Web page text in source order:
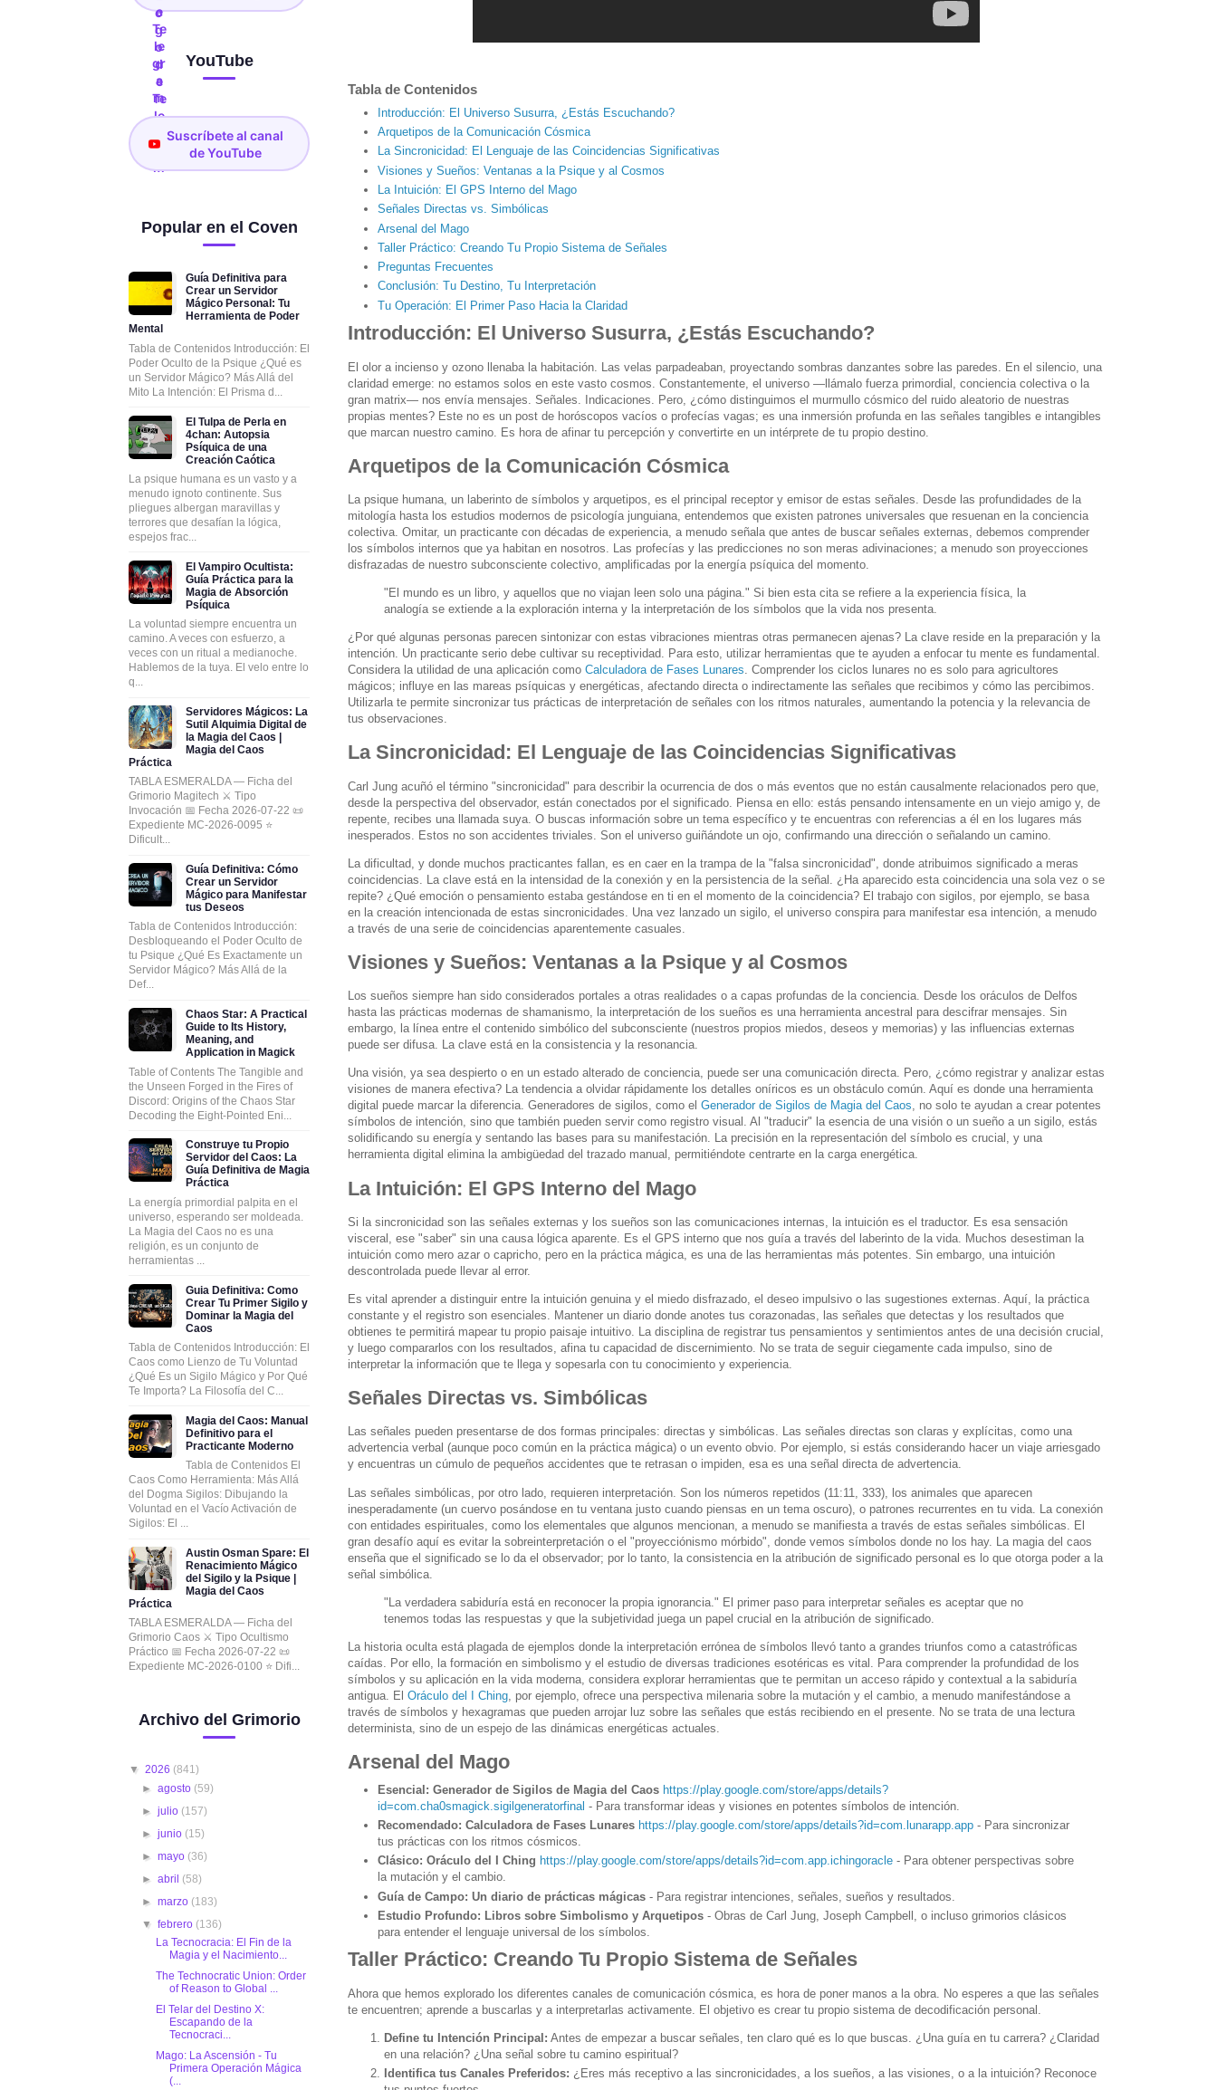
Tabla de Contenidos
Introducción: El Universo Susurra, ¿Estás Escuchando?
Arquetipos de la Comunicación Cósmica
La Sincronicidad: El Lenguaje de las Coincidencias Significativas
Visiones y Sueños: Ventanas a la Psique y al Cosmos
La Intuición: El GPS Interno del Mago
Señales Directas vs. Simbólicas
Arsenal del Mago
Taller Práctico: Creando Tu Propio Sistema de Señales
Preguntas Frecuentes
Conclusión: Tu Destino, Tu Interpretación
Tu Operación: El Primer Paso Hacia la Claridad
Introducción: El Universo Susurra, ¿Estás Escuchando?
El olor a incienso y ozono llenaba la habitación. Las velas parpadeaban, proyectando sombras danzantes sobre las paredes. En el silencio, una
claridad emerge: no estamos solos en este vasto cosmos. Constantemente, el universo —llámalo fuerza primordial, conciencia colectiva o la
gran matrix— nos envía mensajes. Señales. Indicaciones. Pero, ¿cómo distinguimos el murmullo cósmico del ruido aleatorio de nuestras
propias mentes? Este no es un post de horóscopos vacíos o profecías vagas; es una inmersión profunda en las señales tangibles e intangibles
que marcan nuestro camino. Es hora de afinar tu percepción y convertirte en un intérprete de tu propio destino.
Arquetipos de la Comunicación Cósmica
La psique humana, un laberinto de símbolos y arquetipos, es el principal receptor y emisor de estas señales. Desde las profundidades de la
mitología hasta los estudios modernos de psicología junguiana, entendemos que existen patrones universales que resuenan en la conciencia
colectiva. Omitar, un practicante con décadas de experiencia, a menudo señala que antes de buscar señales externas, debemos comprender
los símbolos internos que ya habitan en nosotros. Las profecías y las predicciones no son meras adivinaciones; a menudo son proyecciones
disfrazadas de nuestro subconsciente colectivo, amplificadas por la energía psíquica del momento.
"El mundo es un libro, y aquellos que no viajan leen solo una página." Si bien esta cita se refiere a la experiencia física, la
analogía se extiende a la exploración interna y la interpretación de los símbolos que la vida nos presenta.
¿Por qué algunas personas parecen sintonizar con estas vibraciones mientras otras permanecen ajenas? La clave reside en la preparación y la
intención. Un practicante serio debe cultivar su receptividad. Para esto, utilizar herramientas que te ayuden a enfocar tu mente es fundamental.
Considera la utilidad de una aplicación como Calculadora de Fases Lunares. Comprender los ciclos lunares no es solo para agricultores
mágicos; influye en las mareas psíquicas y energéticas, afectando directa o indirectamente las señales que recibimos y cómo las percibimos.
Utilizarla te permite sincronizar tus prácticas de interpretación de señales con los ritmos naturales, aumentando la potencia y la relevancia de
tus observaciones.
La Sincronicidad: El Lenguaje de las Coincidencias Significativas
Carl Jung acuñó el término "sincronicidad" para describir la ocurrencia de dos o más eventos que no están causalmente relacionados pero que,
desde la perspectiva del observador, están conectados por el significado. Piensa en ello: estás pensando intensamente en un viejo amigo y, de
repente, recibes una llamada suya. O buscas información sobre un tema específico y te encuentras con referencias a él en los lugares más
inesperados. Estos no son accidentes triviales. Son el universo guiñándote un ojo, confirmando una dirección o señalando un camino.
La dificultad, y donde muchos practicantes fallan, es en caer en la trampa de la "falsa sincronicidad", donde atribuimos significado a meras
coincidencias. La clave está en la intensidad de la conexión y en la persistencia de la señal. ¿Ha aparecido esta coincidencia una sola vez o se
repite? ¿Qué emoción o pensamiento estaba gestándose en ti en el momento de la coincidencia? El trabajo con sigilos, por ejemplo, se basa
en la creación intencionada de estas sincronicidades. Una vez lanzado un sigilo, el universo conspira para manifestar esa intención, a menudo
a través de una serie de coincidencias aparentemente casuales.
Visiones y Sueños: Ventanas a la Psique y al Cosmos
Los sueños siempre han sido considerados portales a otras realidades o a capas profundas de la conciencia. Desde los oráculos de Delfos
hasta las prácticas modernas de shamanismo, la interpretación de los sueños es una herramienta ancestral para descifrar mensajes. Sin
embargo, la línea entre el contenido simbólico del subconsciente (nuestros propios miedos, deseos y memorias) y las influencias externas
puede ser difusa. La clave está en la consistencia y la resonancia.
Una visión, ya sea despierto o en un estado alterado de conciencia, puede ser una comunicación directa. Pero, ¿cómo registrar y analizar estas
visiones de manera efectiva? La tendencia a olvidar rápidamente los detalles oníricos es un obstáculo común. Aquí es donde una herramienta
digital puede marcar la diferencia. Generadores de sigilos, como el Generador de Sigilos de Magia del Caos, no solo te ayudan a crear potentes
símbolos de intención, sino que también pueden servir como registro visual. Al "traducir" la esencia de una visión o un sueño a un sigilo, estás
solidificando su energía y sentando las bases para su manifestación. La precisión en la representación del símbolo es crucial, y una
herramienta digital elimina la ambigüedad del trazado manual, permitiéndote centrarte en la carga energética.
La Intuición: El GPS Interno del Mago
Si la sincronicidad son las señales externas y los sueños son las comunicaciones internas, la intuición es el traductor. Es esa sensación
visceral, ese "saber" sin una causa lógica aparente. Es el GPS interno que nos guía a través del laberinto de la vida. Muchos desestiman la
intuición como mero azar o capricho, pero en la práctica mágica, es una de las herramientas más potentes. Sin embargo, una intuición
descontrolada puede llevar al error.
Es vital aprender a distinguir entre la intuición genuina y el miedo disfrazado, el deseo impulsivo o las sugestiones externas. Aquí, la práctica
constante y el registro son esenciales. Mantener un diario donde anotes tus corazonadas, las señales que detectas y los resultados que
obtienes te permitirá mapear tu propio paisaje intuitivo. La disciplina de registrar tus pensamientos y sentimientos antes de una decisión crucial,
y luego compararlos con los resultados, afina tu capacidad de discernimiento. No se trata de seguir ciegamente cada impulso, sino de
interpretar la información que te llega y sopesarla con tu conocimiento y experiencia.
Señales Directas vs. Simbólicas
Las señales pueden presentarse de dos formas principales: directas y simbólicas. Las señales directas son claras y explícitas, como una
advertencia verbal (aunque poco común en la práctica mágica) o un evento obvio. Por ejemplo, si estás considerando hacer un viaje arriesgado
y encuentras un cúmulo de pequeños accidentes que te retrasan o impiden, esa es una señal directa de advertencia.
Las señales simbólicas, por otro lado, requieren interpretación. Son los números repetidos (11:11, 333), los animales que aparecen
inesperadamente (un cuervo posándose en tu ventana justo cuando piensas en un tema oscuro), o patrones recurrentes en tu vida. La conexión
con entidades espirituales, como los elementales que algunos mencionan, a menudo se manifiesta a través de estas señales simbólicas. El
gran desafío aquí es evitar la sobreinterpretación o el "proyecciónismo mórbido", donde vemos símbolos donde no los hay. La magia del caos
enseña que el significado se lo da el observador; por lo tanto, la consistencia en la atribución de significado personal es lo que otorga poder a la
señal simbólica.
"La verdadera sabiduría está en reconocer la propia ignorancia." El primer paso para interpretar señales es aceptar que no
tenemos todas las respuestas y que la subjetividad juega un papel crucial en la atribución de significado.
La historia oculta está plagada de ejemplos donde la interpretación errónea de símbolos llevó tanto a grandes triunfos como a catastróficas
caídas. Por ello, la formación en simbolismo y el estudio de diversas tradiciones esotéricas es vital. Para comprender la profundidad de los
símbolos y su aplicación en la vida moderna, considera explorar herramientas que te permitan un acceso rápido y contextual a la sabiduría
antigua. El Oráculo del I Ching , por ejemplo, ofrece una perspectiva milenaria sobre la mutación y el cambio, a menudo manifestándose a
través de símbolos y hexagramas que pueden arrojar luz sobre las señales que estás recibiendo en el presente. No se trata de una lectura
determinista, sino de un espejo de las dinámicas energéticas actuales.
Arsenal del Mago
Esencial: Generador de Sigilos de Magia del Caos https://play.google.com/store/apps/details?
id=com.cha0smagick.sigilgeneratorfinal - Para transformar ideas y visiones en potentes símbolos de intención.
Recomendado: Calculadora de Fases Lunares https://play.google.com/store/apps/details?id=com.lunarapp.app - Para sincronizar
tus prácticas con los ritmos cósmicos.
Clásico: Oráculo del I Ching https://play.google.com/store/apps/details?id=com.app.ichingoracle - Para obtener perspectivas sobre
la mutación y el cambio.
Guía de Campo: Un diario de prácticas mágicas - Para registrar intenciones, señales, sueños y resultados.
Estudio Profundo: Libros sobre Simbolismo y Arquetipos - Obras de Carl Jung, Joseph Campbell, o incluso grimorios clásicos
para entender el lenguaje universal de los símbolos.
Taller Práctico: Creando Tu Propio Sistema de Señales
Ahora que hemos explorado los diferentes canales de comunicación cósmica, es hora de poner manos a la obra. No esperes a que las señales
te encuentren; aprende a buscarlas y a interpretarlas activamente. El objetivo es crear tu propio sistema de decodificación personal.
Define tu Intención Principal: Antes de empezar a buscar señales, ten claro qué es lo que buscas. ¿Una guía en tu carrera? ¿Claridad
en una relación? ¿Una señal sobre tu camino espiritual?
Identifica tus Canales Preferidos: ¿Eres más receptivo a las sincronicidades, a los sueños, a las visiones, o a la intuición? Reconoce
YouTube
Suscríbete al canal
de YouTube
Popular en el Coven
Guía Definitiva para
Crear un Servidor
Mágico Personal: Tu
Herramienta de Poder
Mental
Tabla de Contenidos Introducción: El
Poder Oculto de la Psique ¿Qué es
un Servidor Mágico? Más Allá del
Mito La Intención: El Prisma d...
El Tulpa de Perla en
4chan: Autopsia
Psíquica de una
Creación Caótica
La psique humana es un vasto y a
menudo ignoto continente. Sus
pliegues albergan maravillas y
terrores que desafían la lógica,
espejos frac...
El Vampiro Ocultista:
Guía Práctica para la
Magia de Absorción
Psíquica
La voluntad siempre encuentra un
camino. A veces con esfuerzo, a
veces con un ritual a medianoche.
Hablemos de la tuya. El velo entre lo
q...
Servidores Mágicos: La
Sutil Alquimia Digital de
la Magia del Caos |
Magia del Caos
Práctica
TABLA ESMERALDA — Ficha del
Grimorio Magitech ⚔️ Tipo
Invocación 📅 Fecha 2026-07-22 📜
Expediente MC-2026-0095 ⭐
Dificult...
Guía Definitiva: Cómo
Crear un Servidor
Mágico para Manifestar
tus Deseos
Tabla de Contenidos Introducción:
Desbloqueando el Poder Oculto de
tu Psique ¿Qué Es Exactamente un
Servidor Mágico? Más Allá de la
Def...
Chaos Star: A Practical
Guide to Its History,
Meaning, and
Application in Magick
Table of Contents The Tangible and
the Unseen Forged in the Fires of
Discord: Origins of the Chaos Star
Decoding the Eight-Pointed Eni...
Construye tu Propio
Servidor del Caos: La
Guía Definitiva de Magia
Práctica
La energía primordial palpita en el
universo, esperando ser moldeada.
La Magia del Caos no es una
religión, es un conjunto de
herramientas ...
Guia Definitiva: Como
Crear Tu Primer Sigilo y
Dominar la Magia del
Caos
Tabla de Contenidos Introducción: El
Caos como Lienzo de Tu Voluntad
¿Qué Es un Sigilo Mágico y Por Qué
Te Importa? La Filosofía del C...
Magia del Caos: Manual
Definitivo para el
Practicante Moderno
Tabla de Contenidos El
Caos Como Herramienta: Más Allá
del Dogma Sigilos: Dibujando la
Voluntad en el Vacío Activación de
Sigilos: El ...
Austin Osman Spare: El
Renacimiento Mágico
del Sigilo y la Psique |
Magia del Caos
Práctica
TABLA ESMERALDA — Ficha del
Grimorio Caos ⚔️ Tipo Ocultismo
Práctico 📅 Fecha 2026-07-22 📜
Expediente MC-2026-0100 ⭐ Difi...
Archivo del Grimorio
▼ 2026 (841)
►agosto (59)
►julio (157)
►junio (15)
►mayo (36)
►abril (58)
►marzo (183)
▼febrero (136)
La Tecnocracia: El Fin de la
Magia y el Nacimiento...
The Technocratic Union: Order
of Reason to Global ...
El Telar del Destino X:
Escapando de la
Tecnocraci...
Mago: La Ascensión - Tu
Primera Operación Mágica
(...